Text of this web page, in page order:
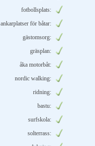
fotbollsplats:
ankarplatser för båtar:
gästomsorg:
gräsplan:
åka motorbåt:
nordic walking:
ridning:
bastu:
surfskola:
solterrass: